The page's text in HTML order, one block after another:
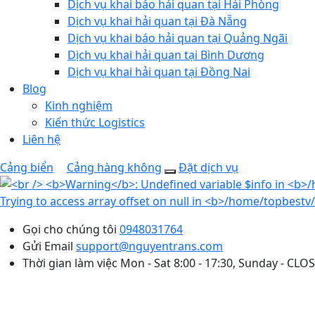
Dịch vụ khai báo hải quan tại Hải Phòng
Dịch vụ khai hải quan tại Đà Nẵng
Dịch vụ khai báo hải quan tại Quảng Ngãi
Dịch vụ khai hải quan tại Bình Dương
Dịch vụ khai hải quan tại Đồng Nai
Blog
Kinh nghiệm
Kiến thức Logistics
Liên hệ
Cảng biển
Cảng hàng không Đặt dịch vụ
Gọi cho chúng tôi 0948031764
Gửi Email support@nguyentrans.com
Thời gian làm việc Mon - Sat 8:00 - 17:30, Sunday -